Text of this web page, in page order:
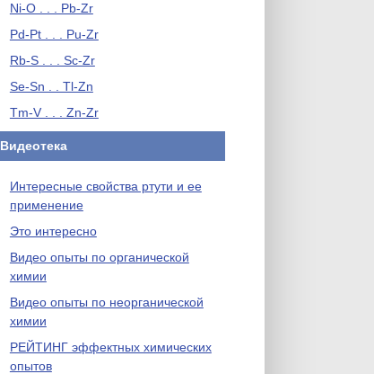
Ni-O . . . Pb-Zr
Pd-Pt . . . Pu-Zr
Rb-S . . . Sc-Zr
Se-Sn . . Tl-Zn
Tm-V . . . Zn-Zr
Видеотека
Интересные свойства ртути и ее
применение
Это интересно
Видео опыты по органической
химии
Видео опыты по неорганической
химии
РЕЙТИНГ эффектных химических
опытов